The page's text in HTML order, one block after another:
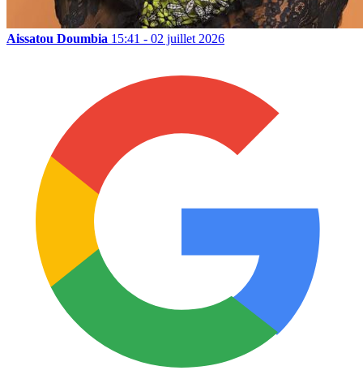
Aissatou Doumbia 15:41 - 02 juillet 2026